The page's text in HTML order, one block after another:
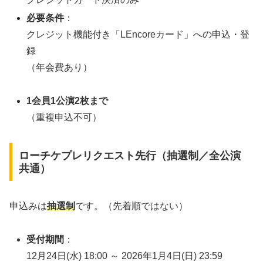
必要条件：
クレジット機能付き「LEncoreカード」への申込・登
録
（年会費あり）
1会員1公演2枚まで
（重複申込不可）
ローチケプレリクエスト先行（抽選制／全公演
共通）
申込みは抽選制です。（先着順ではない）
受付期間 ：
12月24日(水) 18:00 ～ 2026年1月4日(日) 23:59